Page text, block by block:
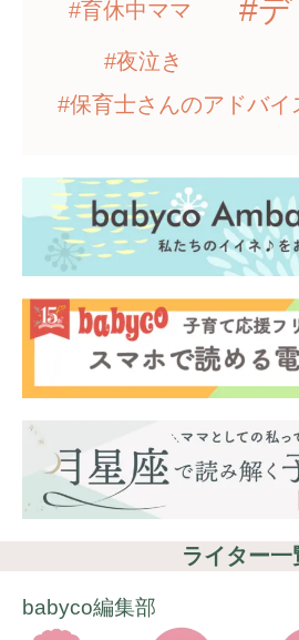
#育休中ママ #
#夜泣き
#保育士さんのアドバイ
ライター一
babyco編集部